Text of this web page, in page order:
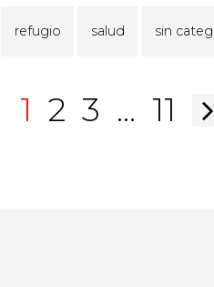
refugio salud sin
1 2 3 … 11